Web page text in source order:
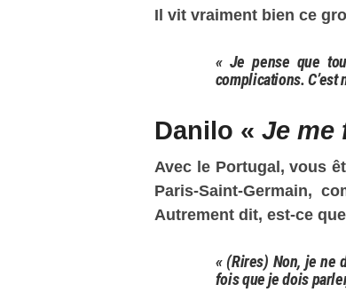
Il vit vraiment bien ce
« Je pense que
complications. C’est
Danilo « Je me
Avec le Portugal, vous
Paris-Saint-Germain,
Autrement dit, est-ce
« (Rires) Non, je ne
fois que je dois